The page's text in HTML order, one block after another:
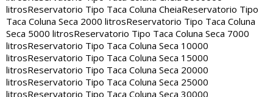
litrosReservatorio Tipo Taca Coluna CheiaReservatorio Tipo
Taca Coluna Seca 2000 litrosReservatorio Tipo Taca Coluna
Seca 5000 litrosReservatorio Tipo Taca Coluna Seca 7000
litrosReservatorio Tipo Taca Coluna Seca 10000
litrosReservatorio Tipo Taca Coluna Seca 15000
litrosReservatorio Tipo Taca Coluna Seca 20000
litrosReservatorio Tipo Taca Coluna Seca 25000
litrosReservatorio Tipo Taca Coluna Seca 30000